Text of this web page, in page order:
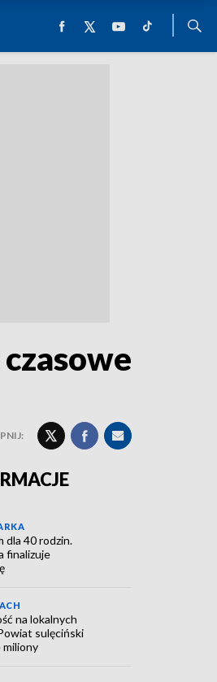
dla 40 rodzin.
finalizuje
na lokalnych
sulęciński